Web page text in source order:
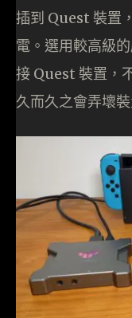
插到 Quest 裝置
電。選用較高級
接 Quest 裝置，
久而久之會弄壞